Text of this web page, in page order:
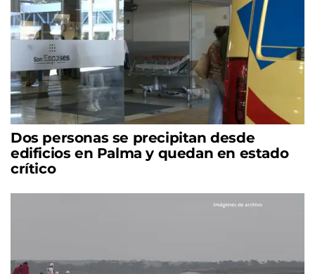
Dos personas se precipitan desde
edificios en Palma y quedan en estado
crítico